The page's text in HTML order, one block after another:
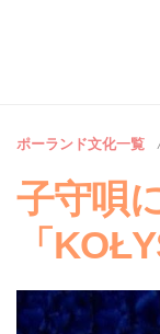
ポーランド文化一覧
子守唄
「